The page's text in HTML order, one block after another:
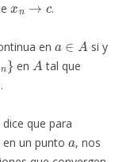
.
en
si y
}
en
A
tal que
.
que para
un punto
a
, nos